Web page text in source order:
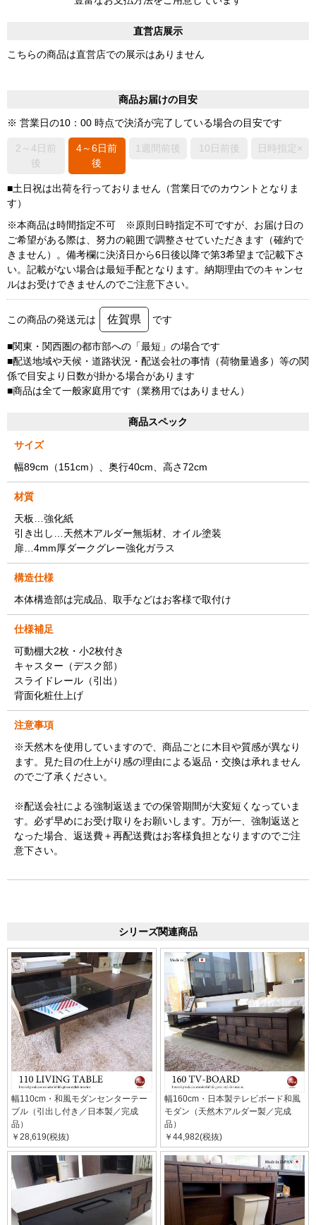
直営店展示
こちらの商品は直営店での展示はありません
商品お届けの目安
※ 営業日の10：00 時点で決済が完了している場合の目安です
2～4日前
後
4～6日前
後
1週間前後 10日前後 日時指定×
■土日祝は出荷を行っておりません（営業日でのカウントとなりま
す）
※本商品は時間指定不可 ※原則日時指定不可ですが、お届け日の
ご希望がある際は、努力の範囲で調整させていただきます（確約で
きません）。備考欄に決済日から6日後以降で第3希望まで記載下さ
い。記載がない場合は最短手配となります。納期理由でのキャンセ
ルはお受けできませんのでご注意下さい。
この商品の発送元は 佐賀県 です
■関東・関西圏の都市部への「最短」の場合です
■配送地域や天候・道路状況・配送会社の事情（荷物量過多）等の関
係で目安より日数が掛かる場合があります
■商品は全て一般家庭用です（業務用ではありません）
商品スペック
サイズ
幅89cm（151cm）、奥行40cm、高さ72cm
材質
天板…強化紙
引き出し…天然木アルダー無垢材、オイル塗装
扉…4mm厚ダークグレー強化ガラス
構造仕様
本体構造部は完成品、取手などはお客様で取付け
仕様補足
可動棚大2枚・小2枚付き
キャスター（デスク部）
スライドレール（引出）
背面化粧仕上げ
注意事項
※天然木を使用していますので、商品ごとに木目や質感が異なり
ます。見た目の仕上がり感の理由による返品・交換は承れません
のでご了承ください。
※配送会社による強制返送までの保管期間が大変短くなっていま
す。必ず早めにお受け取りをお願いします。万が一、強制返送と
なった場合、返送費＋再配送費はお客様負担となりますのでご注
意下さい。
シリーズ関連商品
幅110cm・和風モダンセンターテー
ブル（引出し付き／日本製／完成
品）
￥28,619(税抜)
幅160cm・日本製テレビボード和風
モダン（天然木アルダー製／完成
品）
￥44,982(税抜)